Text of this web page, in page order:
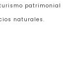
patrimonial
naturales.